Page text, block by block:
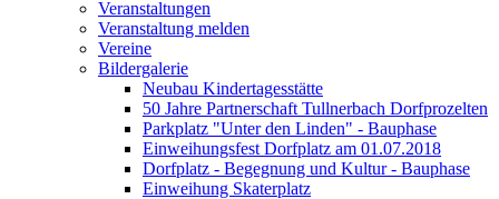
Veranstaltungen
Veranstaltung melden
Vereine
Bildergalerie
Neubau Kindertagesstätte
50 Jahre Partnerschaft Tullnerbach Dorfprozelten
Parkplatz "Unter den Linden" - Bauphase
Einweihungsfest Dorfplatz am 01.07.2018
Dorfplatz - Begegnung und Kultur - Bauphase
Einweihung Skaterplatz